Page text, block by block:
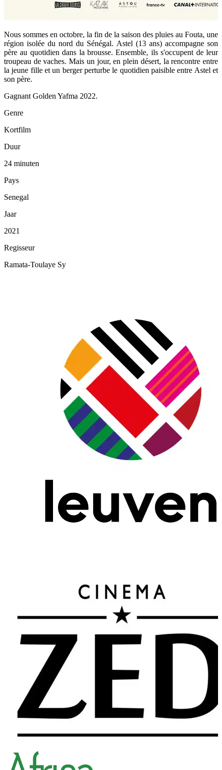
Nous sommes en octobre, la fin de la saison des pluies au Fouta, une
région isolée du nord du Sénégal. Astel (13 ans) accompagne son
père au quotidien dans la brousse. Ensemble, ils s'occupent de leur
troupeau de vaches. Mais un jour, en plein désert, la rencontre entre
la jeune fille et un berger perturbe le quotidien paisible entre Astel et
son père.
Gagnant Golden Yafma 2022.
Genre
Kortfilm
Duur
24 minuten
Pays
Senegal
Jaar
2021
Regisseur
Ramata-Toulaye Sy